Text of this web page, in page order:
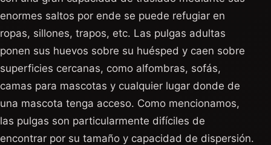
enormes saltos por ende se puede refugiar en
ropas, sillones, trapos, etc. Las pulgas adultas
ponen sus huevos sobre su huésped y caen sobre
superficies cercanas, como alfombras, sofás,
camas para mascotas y cualquier lugar donde de
una mascota tenga acceso. Como mencionamos,
las pulgas son particularmente difíciles de
encontrar por su tamaño y capacidad de dispersión.